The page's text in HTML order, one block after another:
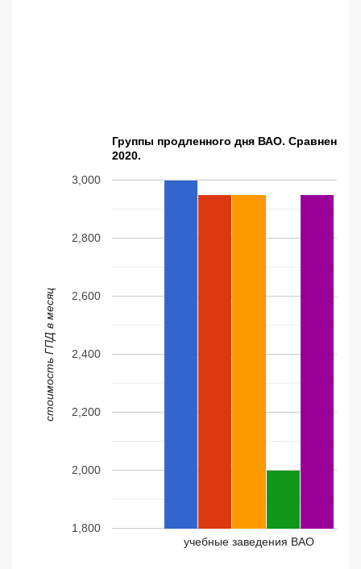
Группы продленного дня ВАО. Сравнение
2020.
учебные заведения ВАО
1,800
2,000
2,200
2,400
2,600
2,800
3,000
стоимость ГПД в месяц